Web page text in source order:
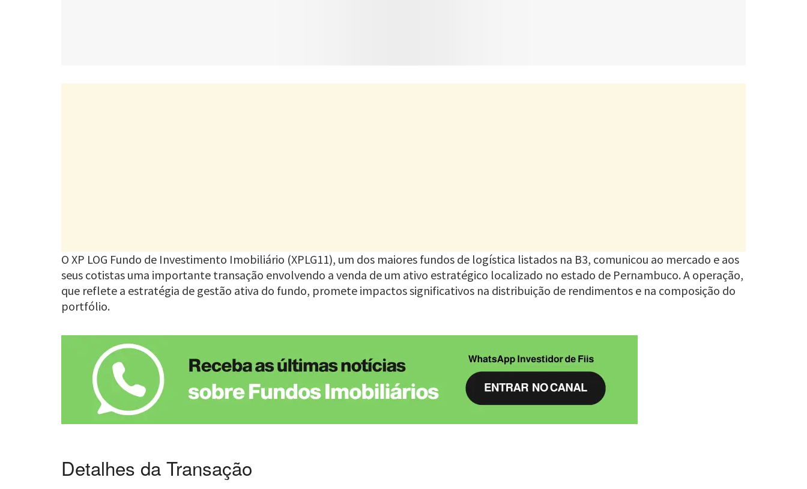
O XP LOG Fundo de Investimento Imobiliário (XPLG11), um dos maiores fundos de logística listados na B3, comunicou ao mercado e aos
seus cotistas uma importante transação envolvendo a venda de um ativo estratégico localizado no estado de Pernambuco. A operação,
que reflete a estratégia de gestão ativa do fundo, promete impactos significativos na distribuição de rendimentos e na composição do
portfólio.
Detalhes da Transação